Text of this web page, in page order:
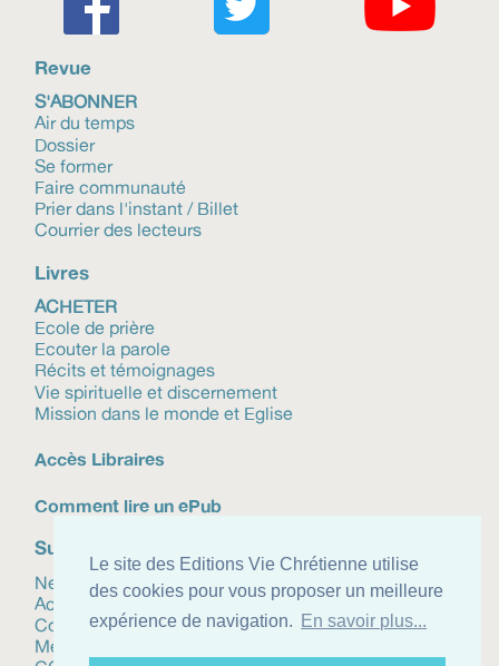
Le site des Editions Vie Chrétienne utilise
des cookies pour vous proposer un meilleure
expérience de navigation.
En savoir plus...
Revue
S'ABONNER
Air du temps
Dossier
Se former
Faire communauté
Prier dans l'instant / Billet
Courrier des lecteurs
Livres
ACHETER
Ecole de prière
Ecouter la parole
Récits et témoignages
Vie spirituelle et discernement
Mission dans le monde et Eglise
Accès Libraires
Comment lire un ePub
Suivez-nous
Newsletter
Actualités
Contact
Mentions légales